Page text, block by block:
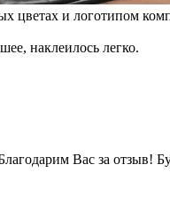
цветах и логотипом
наклеилось легко.
Вас за отзыв!